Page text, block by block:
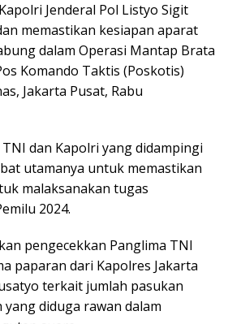
Jenderal Pol Listyo Sigit
memastikan kesiapan aparat
dalam Operasi Mantap Brata
Komando Taktis (Poskotis)
Jakarta Pusat, Rabu
dan Kapolri yang didampingi
utamanya untuk memastikan
malaksanakan tugas
2024.
pengecekkan Panglima TNI
paparan dari Kapolres Jakarta
terkait jumlah pasukan
diduga rawan dalam